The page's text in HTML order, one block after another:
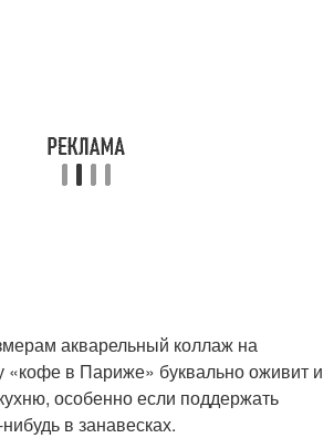
акварельный коллаж на
«кофе в Париже» буквально оживит и
особенно если поддержать
в занавесках.